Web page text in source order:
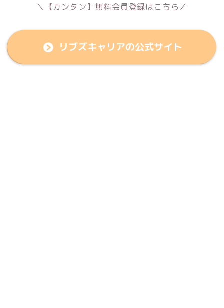
＼【カンタン】無料会員登録はこちら／
リブズキャリアの公式サイト